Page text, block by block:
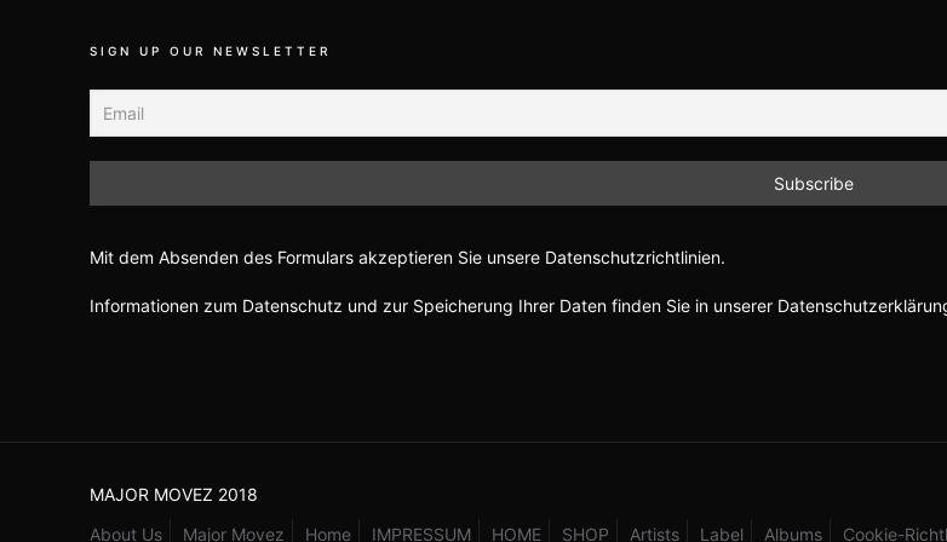
SIGN UP OUR NEWSLETTER
Mit dem Absenden des Formulars akzeptieren Sie unsere Datenschutzrichtlinien.
Informationen zum Datenschutz und zur Speicherung Ihrer Daten finden Sie in unserer
MAJOR MOVEZ 2018
About Us
Major Movez Home IMPRESSUM HOME SHOP Artists Label Albums Cookie-